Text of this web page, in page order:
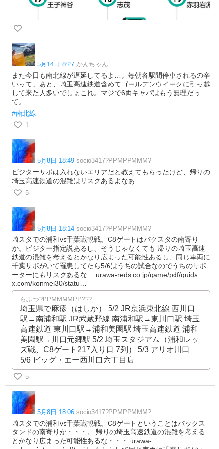
5月14日 8:27 かんちゃん
また今日も南北線が遅延してるよ…。毎朝各駅間停車されるの辛
いって。あと、埼玉高速鉄道含めてゴールデンウイークに引っ越
して来た人多いでしょこれ。マジで6両キャパはもう無理だっ
て。
#南北線
1
5月8日 18:49 socio3417?PPMPPMMM?
ビジターサポは入れないエリアだと教えてもらったけど、帰りの
埼玉高速鉄道の混雑はリスクあるよなあ…
5
5月8日 18:14 socio3417?PPMPPMMM?
埼スタでの浦和vs千葉戦観戦。C8ゲートはバクスタの南寄り
か。ビジター指定説あるし、そうじゃなくても 帰りの埼玉高速
鉄道の混雑を考えるとかなり広まった可能性あるし、同じ車両に
千葉サポがいて罹患してたら5/6はうちの試合なのでうちのサポ
ーターにもリスクあるな… urawa-reds.co.jp/game/pdf/guida
x.com/konmei30/statu…
らふつ?PPMMMMPP???
埼玉県で麻疹（はしか） 5/2 JR京浜東北線 西川口
駅→南浦和駅 JR武蔵野線 南浦和駅→東川口駅 埼玉
高速鉄道 東川口駅→浦和美園駅 埼玉高速鉄道 浦和
美園駅→川口元郷駅 5/2 埼玉スタジアム（浦和レッ
ズ戦、C8ゲート217入り口 7列） 5/3 アリオ川口
5/6 ビッグ・エー西川口六丁目店
5
5月8日 18:06 socio3417?PPMPPMMM?
埼スタでの浦和vs千葉戦観戦。C8ゲートということはバックス
タンドの南寄りか・・・。 帰りの埼玉高速鉄道の混雑を考える
とかなり広まった可能性あるな・・・ urawa-